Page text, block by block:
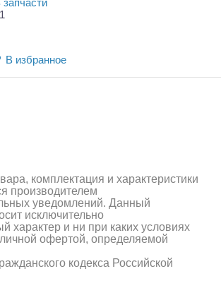
приборы,расходники
для моделей
В избранное
комплектация и характеристики
производителем
уведомлений. Данный
исключительно
характер и ни при каких условиях
офертой, определяемой
кодекса Российской